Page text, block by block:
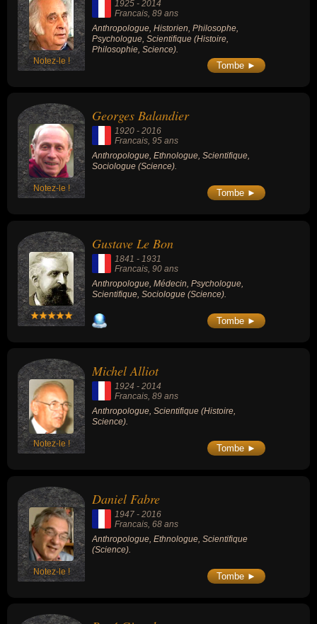
Notez-le !
1925 - 2014
Francais , 89 ans
Anthropologue, Historien, Philosophe,
Psychologue, Scientifique (Histoire,
Philosophie, Science).
Tombe ►
Notez-le !
Georges Balandier
1920 - 2016
Francais, 95 ans
Anthropologue, Ethnologue, Scientifique,
Sociologue (Science).
Tombe ►
Gustave Le Bon
1841 - 1931
Francais , 90 ans
Anthropologue, Médecin, Psychologue,
Scientifique, Sociologue (Science).
Tombe ►
Notez-le !
Michel Alliot
1924 - 2014
Francais, 89 ans
Anthropologue, Scientifique (Histoire,
Science).
Tombe ►
Notez-le !
Daniel Fabre
1947 - 2016
Francais, 68 ans
Anthropologue, Ethnologue, Scientifique
(Science).
Tombe ►